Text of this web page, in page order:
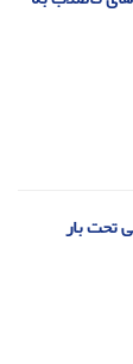
تحت بار